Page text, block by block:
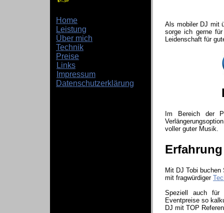
Home
Leistung
Über mich
Technik
Preise
Links
Impressum
Datenschutzerklärung
Als mobiler DJ mit
sorge ich gerne
Leidenschaft für
Im Bereich der
voller guter Musik.
Mit DJ Tobi
mit fragwürdiger
Speziell auch für
Eventpreise so
DJ mit TOP